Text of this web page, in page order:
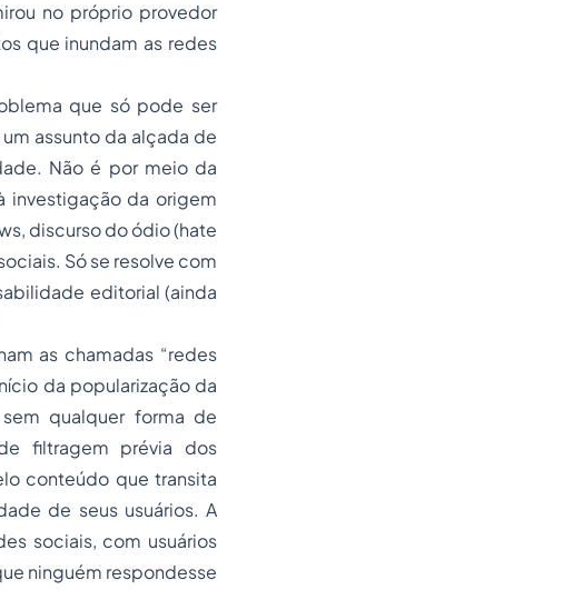
no próprio provedor
que inundam as redes
que só pode ser
assunto da alçada de
Não é por meio da
investigação da origem
discurso do ódio (hate
Só se resolve com
editorial (ainda
as chamadas “redes
da popularização da
qualquer forma de
filtragem prévia dos
conteúdo que transita
de seus usuários. A
sociais, com usuários
ninguém respondesse